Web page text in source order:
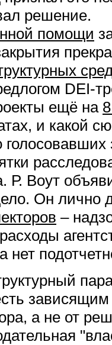
решение.
помощи
DEI-
ещё на
и какой
Р. Воут
Он лично
–
нет
зависящим
а не от